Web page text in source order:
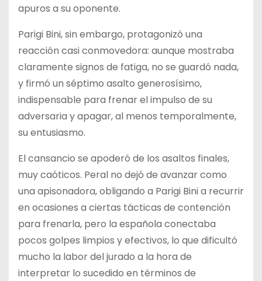
apuros a su oponente.
Parigi Bini, sin embargo, protagonizó una
reacción casi conmovedora: aunque mostraba
claramente signos de fatiga, no se guardó nada,
y firmó un séptimo asalto generosísimo,
indispensable para frenar el impulso de su
adversaria y apagar, al menos temporalmente,
su entusiasmo.
El cansancio se apoderó de los asaltos finales,
muy caóticos. Peral no dejó de avanzar como
una apisonadora, obligando a Parigi Bini a recurrir
en ocasiones a ciertas tácticas de contención
para frenarla, pero la española conectaba
pocos golpes limpios y efectivos, lo que dificultó
mucho la labor del jurado a la hora de
interpretar lo sucedido en términos de